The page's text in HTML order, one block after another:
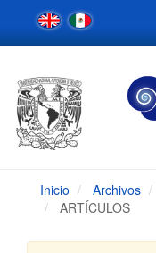
Navegación
principal
Contenido
Barra
lateral
Inicio Archivos
ARTÍCULOS